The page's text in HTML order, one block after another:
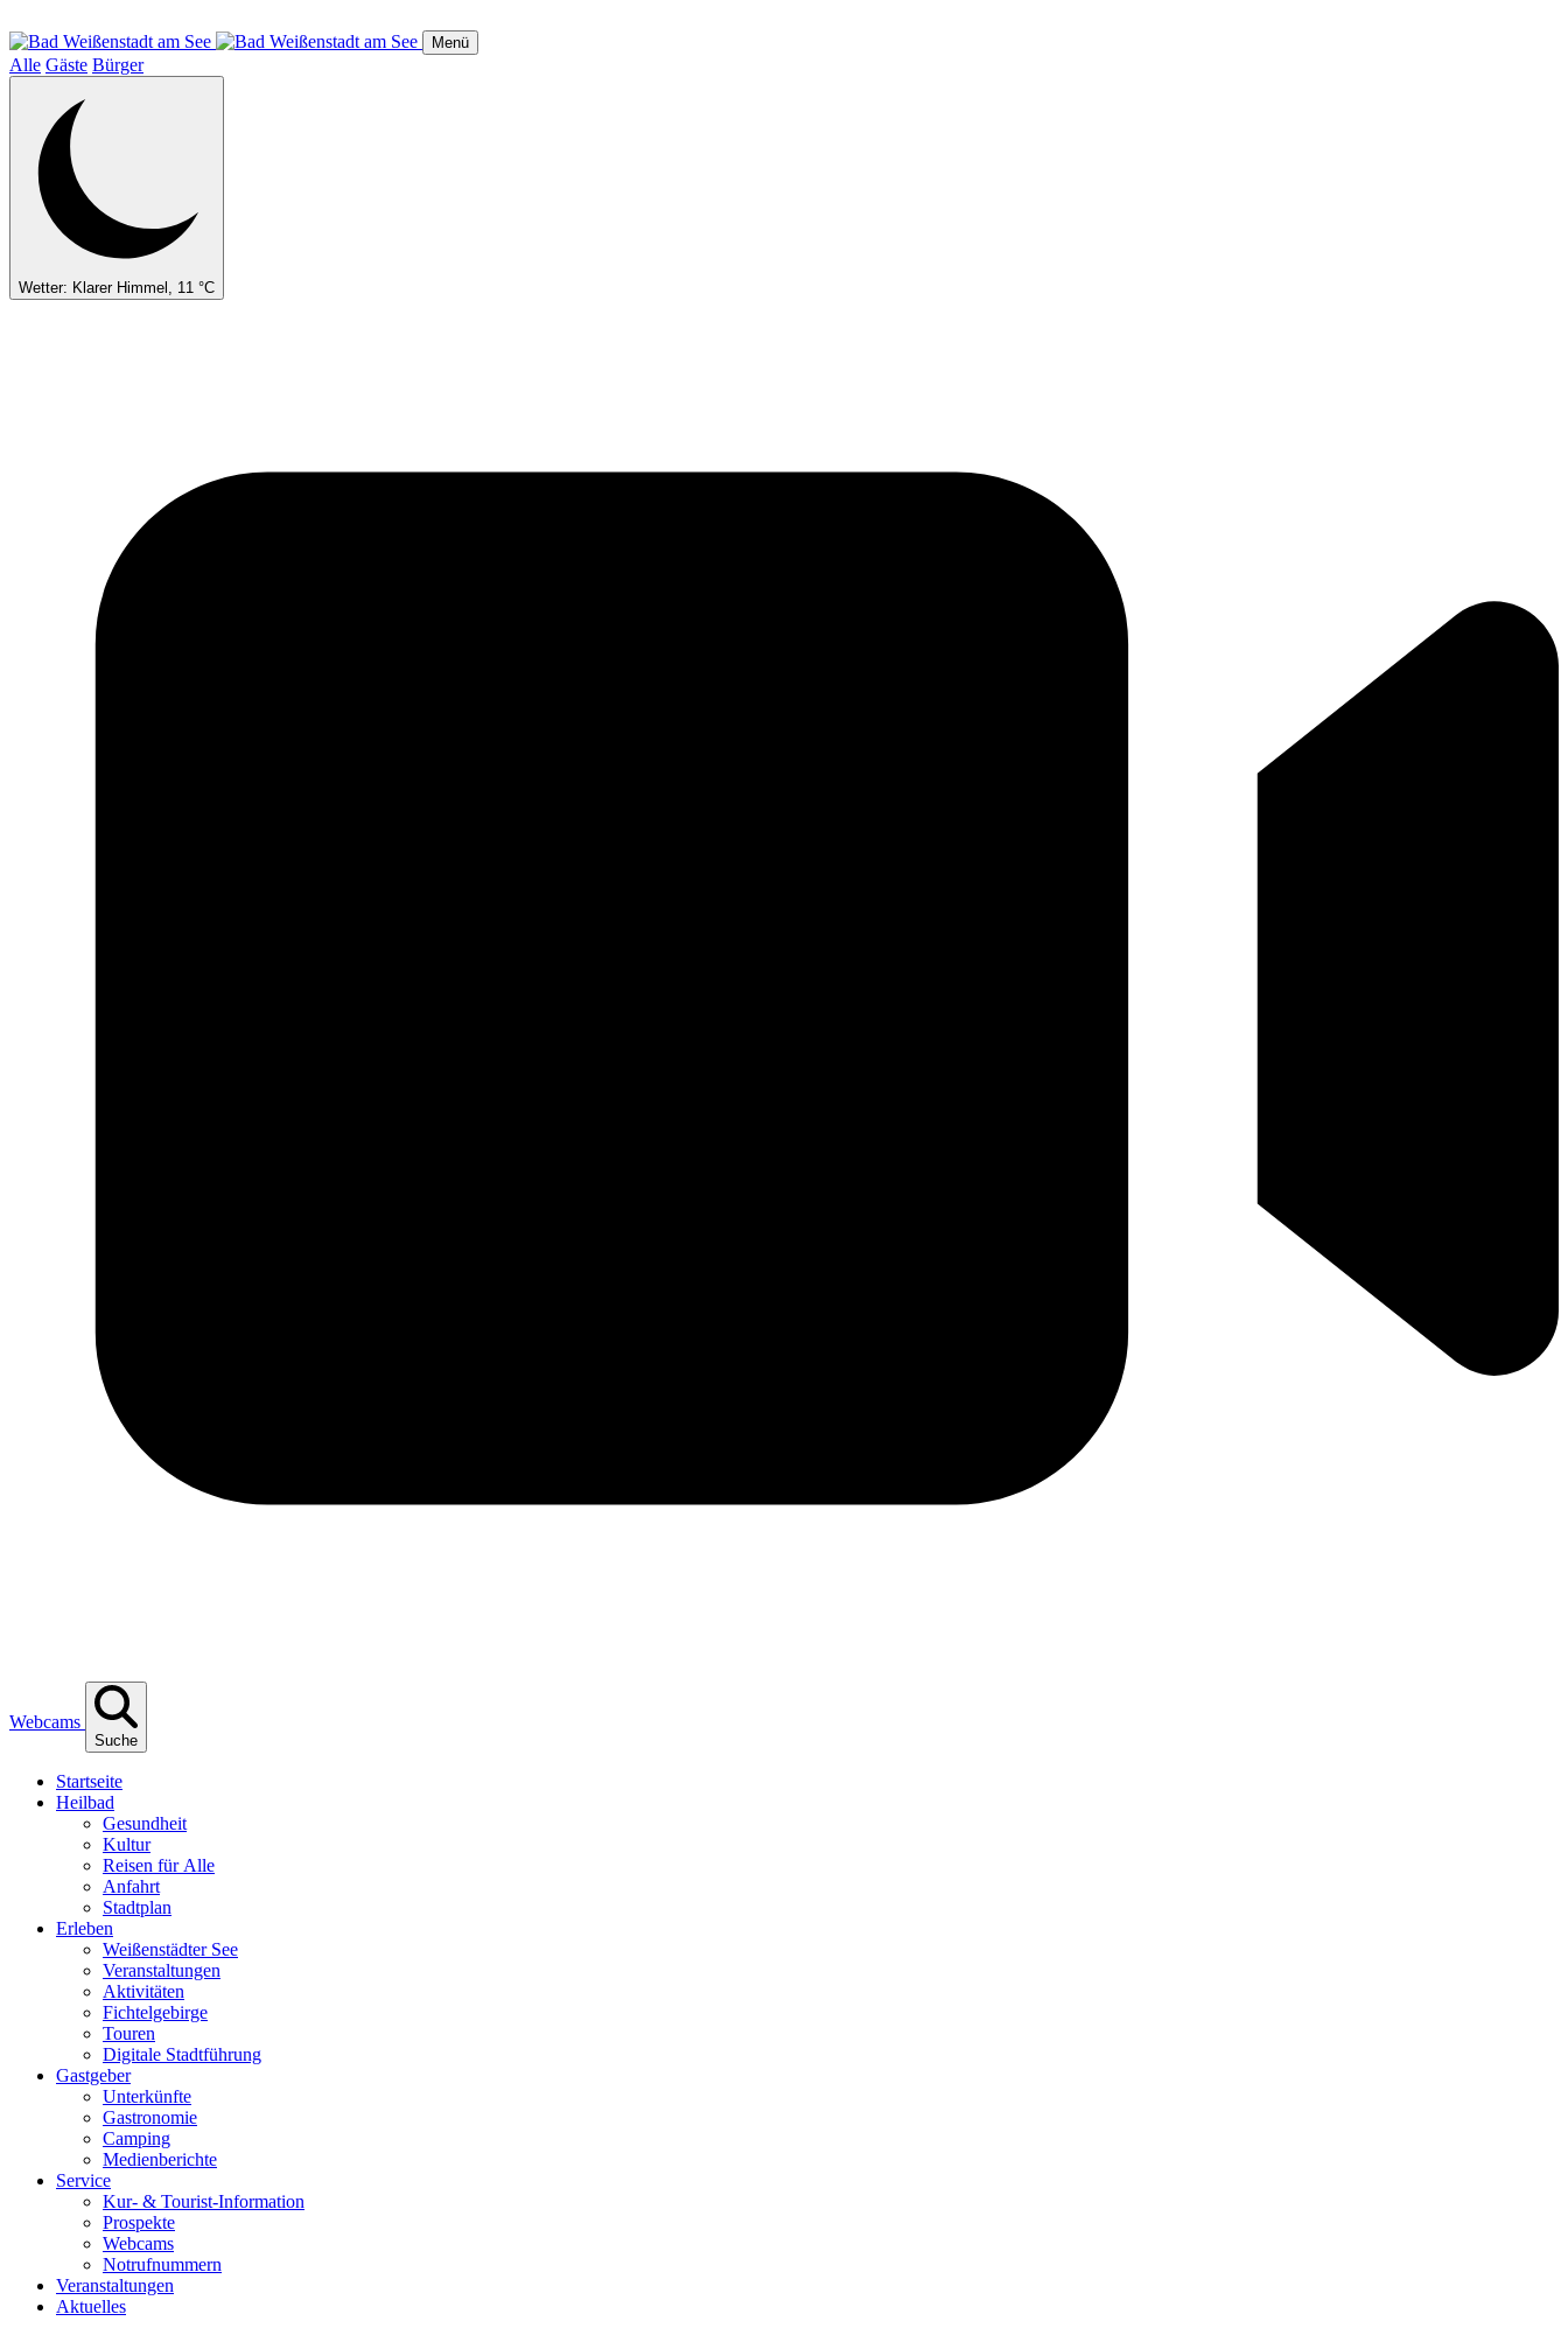
zum
Inhalt
Menü
Alle Gäste Bürger
Wetter: Klarer Himmel, 11 °C
Webcams
Suche
Start­sei­te
Heil­bad
Gesund­heit
Kul­tur
Rei­sen für Alle
Anfahrt
Stadt­plan
Erle­ben
Wei­ßen­städ­ter See
Ver­an­stal­tun­gen
Akti­vi­tä­ten
Fich­tel­ge­bir­ge
Tou­ren
Digi­ta­le Stadtführung
Gast­ge­ber
Unter­künf­te
Gas­tro­no­mie
Cam­ping
Medi­en­be­rich­te
Ser­vice
Kur- & Tourist-Information
Pro­spek­te
Web­cams
Not­ruf­num­mern
Ver­an­stal­tun­gen
Aktu­el­les